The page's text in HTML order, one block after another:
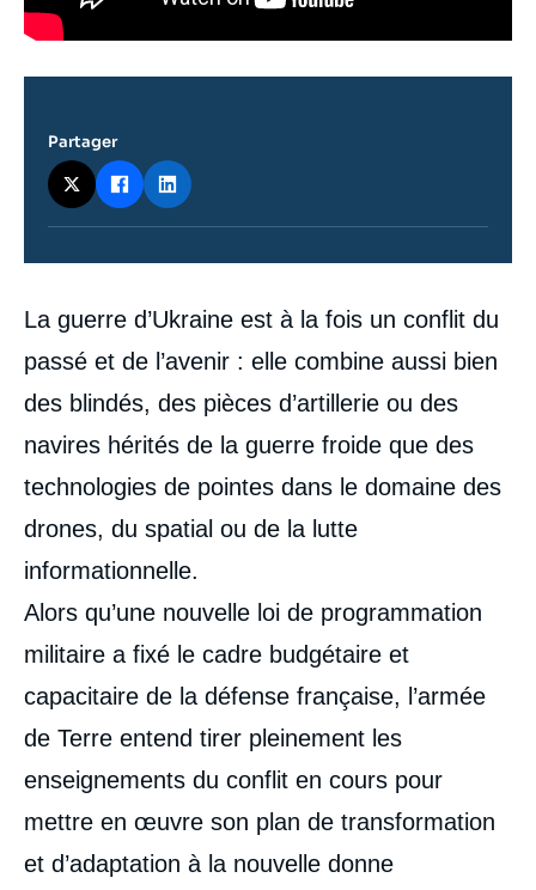
Contenu
intervention
médiatique
La guerre d’Ukraine est à la fois un conflit du
passé et de l’avenir : elle combine aussi bien
des blindés, des pièces d’artillerie ou des
navires hérités de la guerre froide que des
technologies de pointes dans le domaine des
drones, du spatial ou de la lutte
informationnelle.
Alors qu’une nouvelle loi de programmation
militaire a fixé le cadre budgétaire et
capacitaire de la défense française, l’armée
de Terre entend tirer pleinement les
enseignements du conflit en cours pour
mettre en œuvre son plan de transformation
et d’adaptation à la nouvelle donne
Partager